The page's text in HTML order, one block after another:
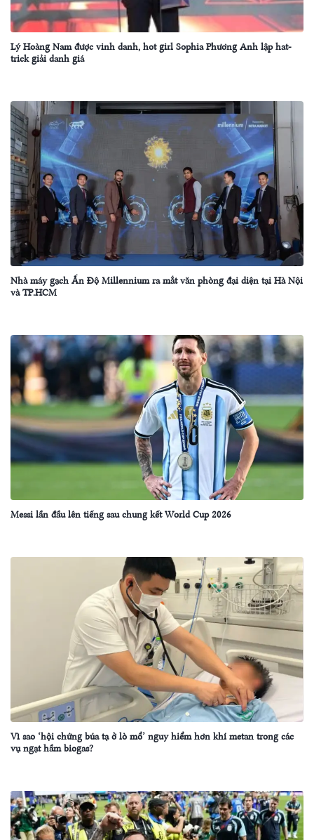
Lý Hoàng Nam được vinh danh, hot girl Sophia Phương Anh lập hat-
trick giải danh giá
Nhà máy gạch Ấn Độ Millennium ra mắt văn phòng đại diện tại Hà Nội
và TP.HCM
Messi lần đầu lên tiếng sau chung kết World Cup 2026
Vì sao ‘hội chứng búa tạ ở lò mổ’ nguy hiểm hơn khí metan trong các
vụ ngạt hầm biogas?